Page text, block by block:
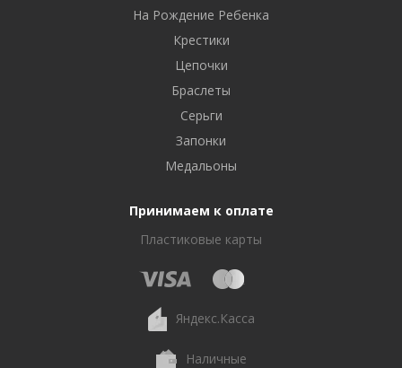
На Рождение Ребенка
Крестики
Цепочки
Браслеты
Серьги
Запонки
Медальоны
Принимаем к оплате
Пластиковые карты
Яндекс.Касса
Наличные